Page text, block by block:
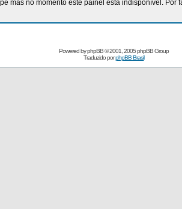
mas no momento este painel está indisponível. Por
Powered byphpBB© 2001, 2005 phpBB Group
Traduzido porphpBB Brasil